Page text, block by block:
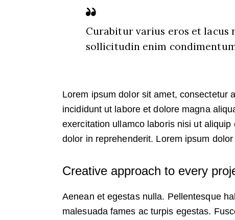
Curabitur varius eros et lacus
sollicitudin enim
Lorem ipsum dolor sit amet, consectetur
incididunt ut labore et dolore magna
exercitation ullamco laboris nisi ut
dolor in reprehenderit. Lorem ipsum
Creative approach to every
Aenean et egestas nulla. Pellentesque
malesuada fames ac turpis egestas.